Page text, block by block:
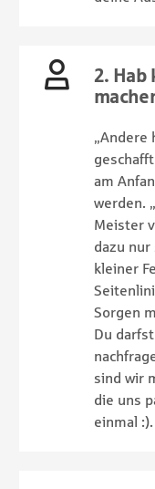
2. Hab
„Andere
am
werden.
Meister
dazu nur
kleiner
Sorgen
Du
sind wir
die uns
einmal :).